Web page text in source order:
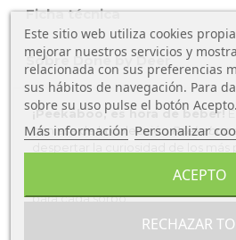
Ficha técnica
Sobre Done by Deer
¡Peekaboo, es hora de beber!
con asa de la colecciónPeekaboo
rodea la taza, se convierte en el
para cada sorbo.
Diseñada para bebés y
Este sitio web utiliza cookies
mejorar nuestros servicios y
relacionada con sus preferencias
sus hábitos de navegación. Para
sobre su uso pulse el botón Acepto.
Más información Personalizar
RECHAZAR
ACEPTO